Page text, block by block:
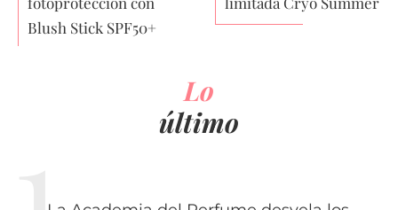
Blush Stick SPF50+
Lo
último